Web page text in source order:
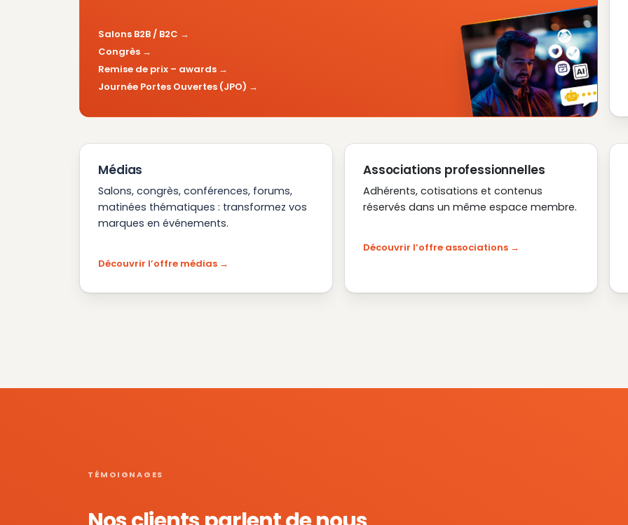
Salons B2B / B2C
Congrès
Remise de prix – awards
Journée Portes Ouvertes (JPO)
Médias
Salons, congrès, conférences, forums,
matinées thématiques : transformez vos
marques en événements.
Découvrir l’offre médias
Associations professionnelles
Adhérents, cotisations et contenus
réservés dans un même espace membre.
Découvrir l’offre associations
TÉMOIGNAGES